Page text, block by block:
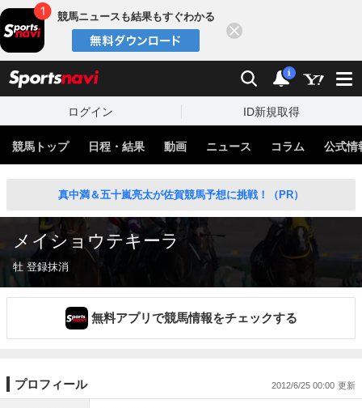
競馬ニュースも結果もすぐわかる
検索 通知
i
ログイン ID新規取得
競馬トップ 日程・結果 動画 ニュース コラム 公式情
真中満＆五十嵐亮太が佐賀競馬予想に挑戦！（PR）
メイショウテキーラ
牡 登録抹消
無料アプリで競馬情報をチェックする
プロフィール 2012/6/25 00:00